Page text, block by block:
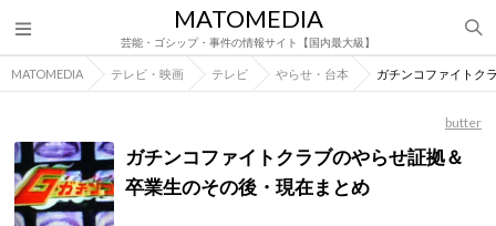
MATOMEDIA
芸能・ゴシップ・事件の情報サイト【国内最大級】
MATOMEDIA テレビ・映画 テレビ やらせ・台本 ガチンコファイトク
butter
ガチンコファイトクラブのやらせ証拠＆
卒業生のその後・現在まとめ